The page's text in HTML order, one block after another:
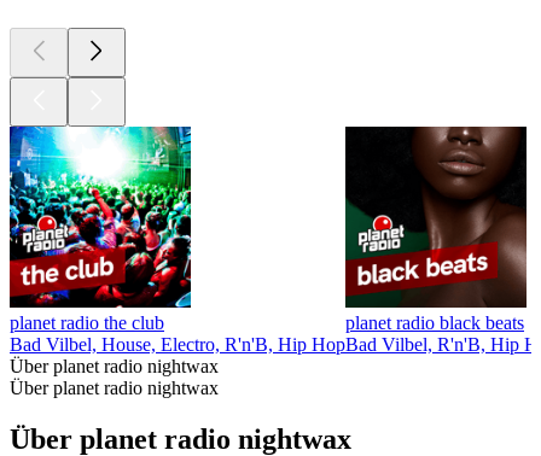
planet radio the club
Bad Vilbel, House, Electro, R'n'B, Hip Hop
planet radio black beats
Bad Vilbel, R'n'B, Hip
Über planet radio nightwax
Über planet radio nightwax
Über planet radio nightwax